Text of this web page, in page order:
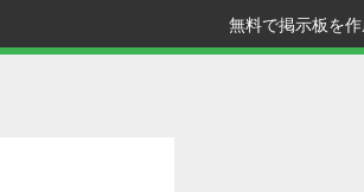
無料で掲示板を作